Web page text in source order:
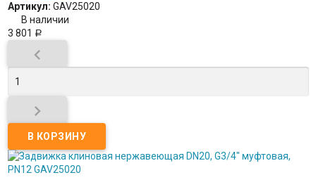
Артикул: GAV25020
В наличии
3 801
Р

